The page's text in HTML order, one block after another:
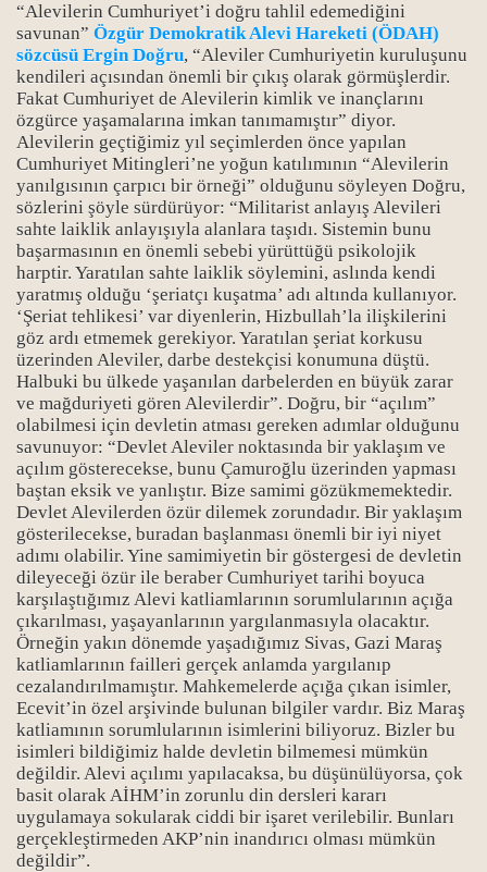
“Alevilerin Cumhuriyet’i doğru tahlil edemediğini
savunan” Özgür Demokratik Alevi Hareketi (ÖDAH)
sözcüsü Ergin Doğru, “Aleviler Cumhuriyetin kuruluşunu
kendileri açısından önemli bir çıkış olarak görmüşlerdir.
Fakat Cumhuriyet de Alevilerin kimlik ve inançlarını
özgürce yaşamalarına imkan tanımamıştır” diyor.
Alevilerin geçtiğimiz yıl seçimlerden önce yapılan
Cumhuriyet Mitingleri’ne yoğun katılımının “Alevilerin
yanılgısının çarpıcı bir örneği” olduğunu söyleyen Doğru,
sözlerini şöyle sürdürüyor: “Militarist anlayış Alevileri
sahte laiklik anlayışıyla alanlara taşıdı. Sistemin bunu
başarmasının en önemli sebebi yürüttüğü psikolojik
harptir. Yaratılan sahte laiklik söylemini, aslında kendi
yaratmış olduğu ‘şeriatçı kuşatma’ adı altında kullanıyor.
‘Şeriat tehlikesi’ var diyenlerin, Hizbullah’la ilişkilerini
göz ardı etmemek gerekiyor. Yaratılan şeriat korkusu
üzerinden Aleviler, darbe destekçisi konumuna düştü.
Halbuki bu ülkede yaşanılan darbelerden en büyük zarar
ve mağduriyeti gören Alevilerdir”. Doğru, bir “açılım”
olabilmesi için devletin atması gereken adımlar olduğunu
savunuyor: “Devlet Aleviler noktasında bir yaklaşım ve
açılım gösterecekse, bunu Çamuroğlu üzerinden yapması
baştan eksik ve yanlıştır. Bize samimi gözükmemektedir.
Devlet Alevilerden özür dilemek zorundadır. Bir yaklaşım
gösterilecekse, buradan başlanması önemli bir iyi niyet
adımı olabilir. Yine samimiyetin bir göstergesi de devletin
dileyeceği özür ile beraber Cumhuriyet tarihi boyuca
karşılaştığımız Alevi katliamlarının sorumlularının açığa
çıkarılması, yaşayanlarının yargılanmasıyla olacaktır.
Örneğin yakın dönemde yaşadığımız Sivas, Gazi Maraş
katliamlarının failleri gerçek anlamda yargılanıp
cezalandırılmamıştır. Mahkemelerde açığa çıkan isimler,
Ecevit’in özel arşivinde bulunan bilgiler vardır. Biz Maraş
katliamının sorumlularının isimlerini biliyoruz. Bizler bu
isimleri bildiğimiz halde devletin bilmemesi mümkün
değildir. Alevi açılımı yapılacaksa, bu düşünülüyorsa, çok
basit olarak AİHM’in zorunlu din dersleri kararı
uygulamaya sokularak ciddi bir işaret verilebilir. Bunları
gerçekleştirmeden AKP’nin inandırıcı olması mümkün
değildir”.